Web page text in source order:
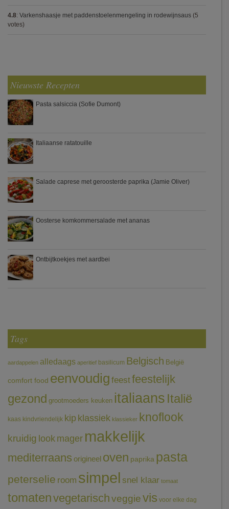
4.8: Varkenshaasje met paddenstoelenmengeling in rodewijnsaus (5
votes)
Nieuwste Recepten
Pasta salsiccia (Sofie Dumont)
Italiaanse ratatouille
Salade caprese met geroosterde paprika (Jamie Oliver)
Oosterse komkommersalade met ananas
Ontbijtkoekjes met aardbei
Tags
aardappelen alledaags aperitief basilicum Belgisch België
comfort food eenvoudig feestfeestelijk
gezond grootmoeders keuken italiaans Italië
kaas kindvriendelijk kip klassiek klassieker knoflook
kruidig look mager makkelijk
mediterraans origineel oven paprika pasta
peterselie room simpel snel klaar tomaat
tomatenvegetarischveggievis voor elke dag